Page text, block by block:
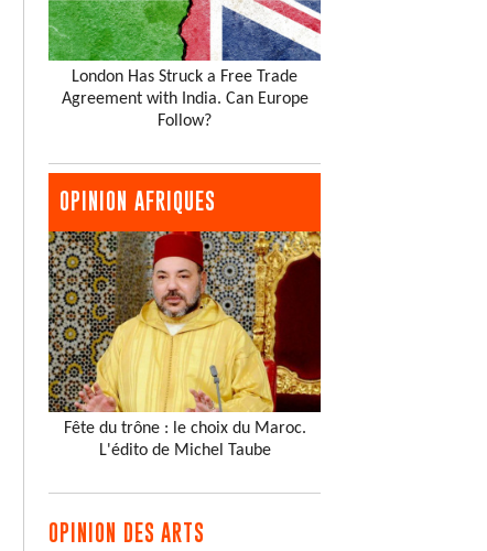
London Has Struck a Free Trade
Agreement with India. Can Europe
Follow?
OPINION AFRIQUES
Fête du trône : le choix du Maroc.
L'édito de Michel Taube
OPINION DES ARTS